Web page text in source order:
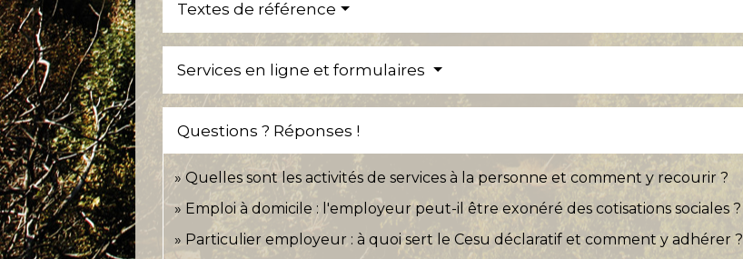
Textes de référence
Services en ligne et formulaires
Questions ? Réponses !
Quelles sont les activités de services à la personne et comment y recourir ?
Emploi à domicile : l'employeur peut-il être exonéré des cotisations sociales ?
Particulier employeur : à quoi sert le Cesu déclaratif et comment y adhérer ?